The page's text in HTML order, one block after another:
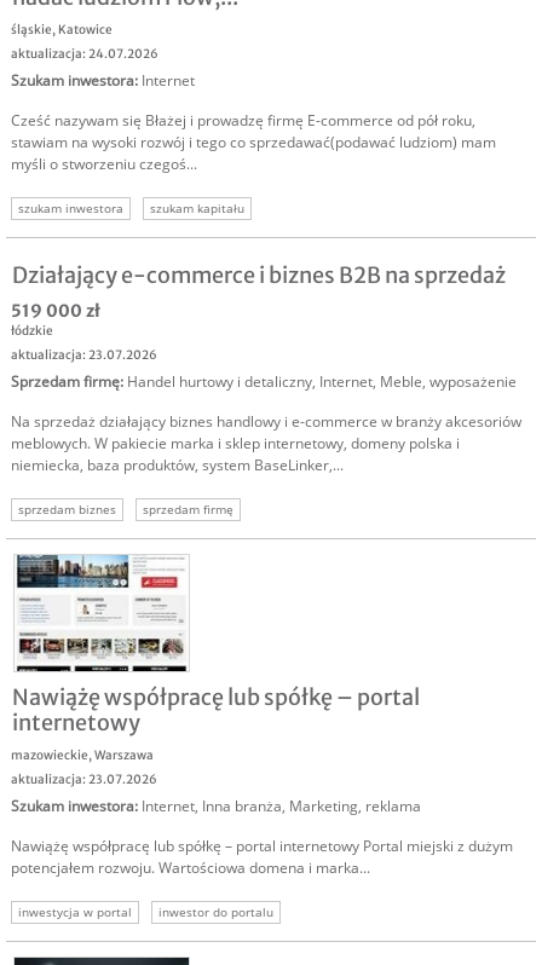
śląskie, Katowice
aktualizacja: 24.07.2026
Szukam inwestora: Internet
Cześć nazywam się Błażej i prowadzę firmę E-commerce od pół roku,
stawiam na wysoki rozwój i tego co sprzedawać(podawać ludziom) mam
myśli o stworzeniu czegoś...
szukam inwestora szukam kapitału
Działający e-commerce i biznes B2B na sprzedaż
519 000 zł
łódzkie
aktualizacja: 23.07.2026
Sprzedam firmę: Handel hurtowy i detaliczny, Internet, Meble, wyposażenie
Na sprzedaż działający biznes handlowy i e-commerce w branży akcesoriów
meblowych. W pakiecie marka i sklep internetowy, domeny polska i
niemiecka, baza produktów, system BaseLinker,...
sprzedam biznes sprzedam firmę
Nawiążę współpracę lub spółkę – portal
internetowy
mazowieckie,Warszawa
aktualizacja: 23.07.2026
Szukam inwestora: Internet, Inna branża, Marketing, reklama
Nawiążę współpracę lub spółkę – portal internetowy Portal miejski z dużym
potencjałem rozwoju. Wartościowa domena i marka...
inwestycja w portal inwestor do portalu